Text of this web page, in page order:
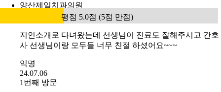
양산제일치과의원
평점 5.0점 (5점 만점)
지인소개로 다녀왔는데 선생님이 진료도 잘해주시고 간호
사 선생님이랑 모두들 너무 친절 하셨어요~~~
익명
24.07.06
1번째 방문